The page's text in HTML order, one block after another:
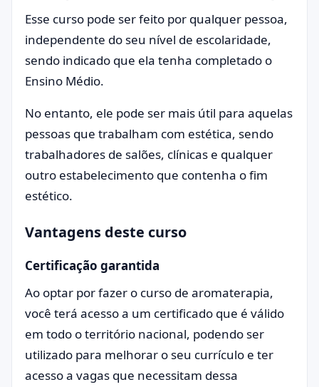
Esse curso pode ser feito por qualquer pessoa,
independente do seu nível de escolaridade,
sendo indicado que ela tenha completado o
Ensino Médio.
No entanto, ele pode ser mais útil para aquelas
pessoas que trabalham com estética, sendo
trabalhadores de salões, clínicas e qualquer
outro estabelecimento que contenha o fim
estético.
Vantagens deste curso
Certificação garantida
Ao optar por fazer o curso de aromaterapia,
você terá acesso a um certificado que é válido
em todo o território nacional, podendo ser
utilizado para melhorar o seu currículo e ter
acesso a vagas que necessitam dessa